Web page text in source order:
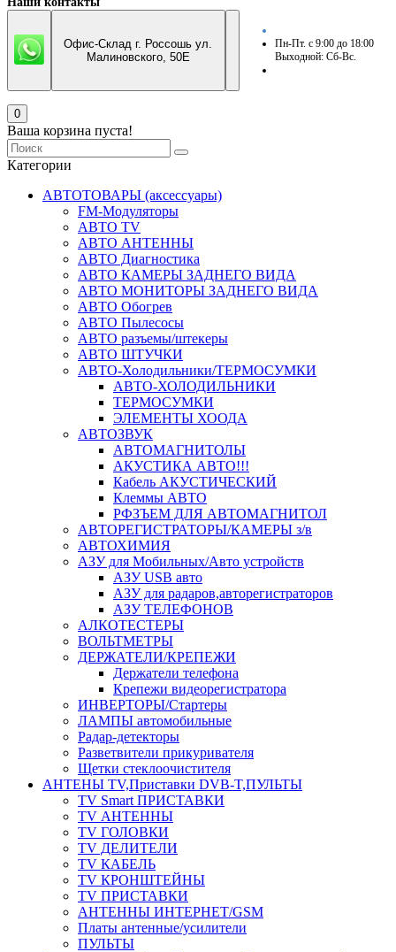
Офис-Склад г. Россошь ул.
Малиновского, 50Е
Пн-Пт. с 9:00 до 18:00
Выходной: Сб-Вс.
0
Ваша корзина пуста!
Категории
АВТОТОВАРЫ (аксессуары)
FM-Модуляторы
АВТО TV
АВТО АНТЕННЫ
АВТО Диагностика
АВТО КАМЕРЫ ЗАДНЕГО ВИДА
АВТО МОНИТОРЫ ЗАДНЕГО ВИДА
АВТО Обогрев
АВТО Пылесосы
АВТО разъемы/штекеры
АВТО ШТУЧКИ
АВТО-Холодильники/ТЕРМОСУМКИ
АВТО-ХОЛОДИЛЬНИКИ
ТЕРМОСУМКИ
ЭЛЕМЕНТЫ ХООДА
АВТОЗВУК
АВТОМАГНИТОЛЫ
АКУСТИКА АВТО!!!
Кабель АКУСТИЧЕСКИЙ
Клеммы АВТО
РФЗЪЕМ ДЛЯ АВТОМАГНИТОЛ
АВТОРЕГИСТРАТОРЫ/КАМЕРЫ з/в
АВТОХИМИЯ
АЗУ для Мобильных/Авто устройств
АЗУ USB авто
АЗУ для радаров,авторегистраторов
АЗУ ТЕЛЕФОНОВ
АЛКОТЕСТЕРЫ
ВОЛЬТМЕТРЫ
ДЕРЖАТЕЛИ/КРЕПЕЖИ
Держатели телефона
Крепежи видеорегистратора
ИНВЕРТОРЫ/Стартеры
ЛАМПЫ автомобильные
Радар-детекторы
Разветвители прикуривателя
Щетки стеклоочистителя
АНТЕНЫ ТV,Приставки DVB-T,ПУЛЬТЫ
TV Smart ПРИСТАВКИ
TV АНТЕННЫ
TV ГОЛОВКИ
TV ДЕЛИТЕЛИ
TV КАБЕЛЬ
TV КРОНШТЕЙНЫ
TV ПРИСТАВКИ
АНТЕННЫ ИНТЕРНЕТ/GSM
Платы антенные/усилители
ПУЛЬТЫ